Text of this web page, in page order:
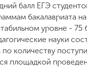
балл ЕГЭ
бакалавриата
уровне - 75
науки
количеству
площадкой